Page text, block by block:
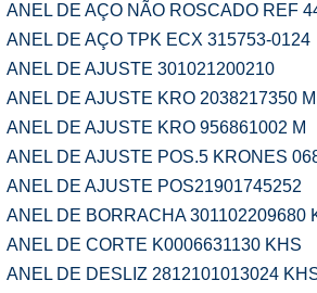
ANEL DE AÇO NÃO ROSCADO REF
ANEL DE AÇO TPK ECX 315753-0124
ANEL DE AJUSTE 301021200210
ANEL DE AJUSTE KRO 2038217350 M
ANEL DE AJUSTE KRO 956861002 M
ANEL DE AJUSTE POS.5 KRONES
ANEL DE AJUSTE POS21901745252
ANEL DE BORRACHA 301102209680
ANEL DE CORTE K0006631130 KHS
ANEL DE DESLIZ 2812101013024